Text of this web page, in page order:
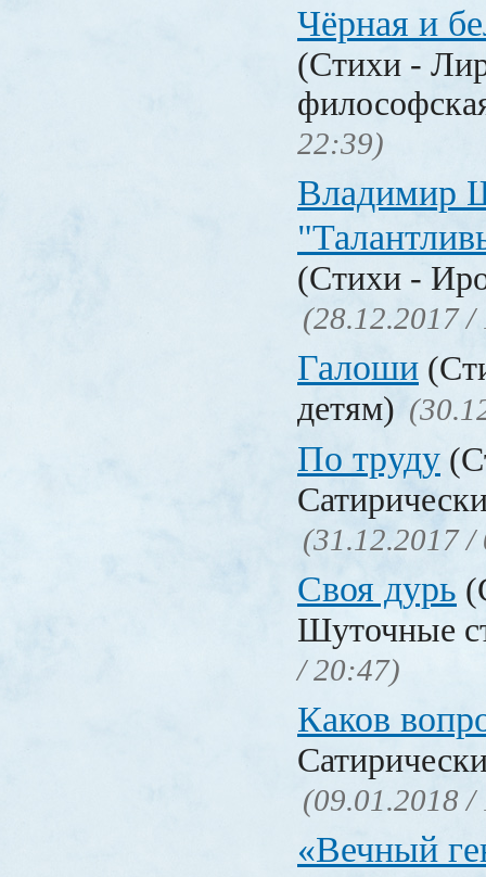
Чёрная и
(Стихи -
22:39)
Владимир
(Стихи -
(28.12.2017 /
Галоши
детям)
По труду
(31.12.2017 /
Своя дурь
Шуточные
/ 20:47)
Каков
(09.01.2018 /
«Вечный